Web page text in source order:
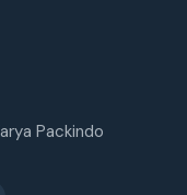
Packindo